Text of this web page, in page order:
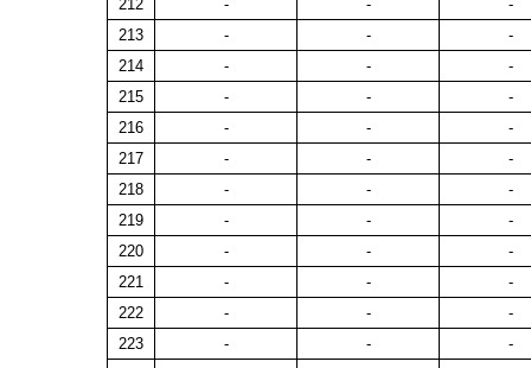
212
- -
-
213
- -
-
214
- -
-
215
- -
-
216
- -
-
217
- -
-
218
- -
-
219
- -
-
220
- -
-
221
- -
-
222
- -
-
223
- -
-